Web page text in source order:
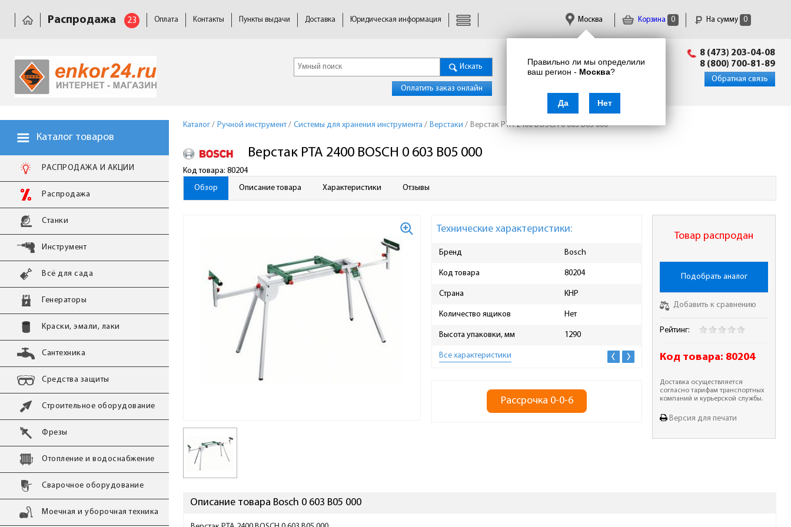
Корзина 0 На сумму 0
Правильно ли мы определили
ваш регион - Москва?
Да Нет
Москва
Распродажа 23 Оплата Контакты Пункты выдачи Доставка Юридическая информация
Искать
Оплатить заказ онлайн
info@enkor24.ru
8 (473) 203-04-08
8 (800) 700-81-89
Обратная связь
Каталог товаров
РАСПРОДАЖА И АКЦИИ
Распродажа
Станки
Инструмент
Всё для сада
Генераторы
Краски, эмали, лаки
Сантехника
Средства защиты
Строительное оборудование
Фрезы
Отопление и водоснабжение
Сварочное оборудование
Моечная и уборочная техника
Каталог / Ручной инструмент/ Системы для хранения инструмента / Верстаки / Верстак PTA 2400 BOSCH 0 603 B05 000
Код товара: 80204
Верстак PTA 2400 BOSCH 0 603 B05 000
Обзор Описание товара Характеристики Отзывы
Технические характеристики:
Бренд Bosch
Код товара 80204
Страна КНР
Количество ящиков Нет
Высота упаковки, мм 1290
Ширина упаковки, мм
Масса брутто, кг
Все характеристики
Рассрочка 0-0-6
Товар распродан
Подобрать аналог
Добавить к сравнению
Рейтинг:
Код товара: 80204
Доставка осуществляется
согласно тарифам транспортных
компаний и курьерской службы.
Версия для печати
Описание товара Bosch 0 603 B05 000